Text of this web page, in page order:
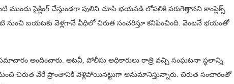
సైక్లింగ్ చేస్తుండగా పులిని చూసి భయపడి లోపలికి పరుగెత్తానని కాంప్లెక్స్
బయటకు వెళ్లగానే వీధిలో చిరుత సంచరిస్తూ కనిపించింది. వెంట‌నే భ‌యంతో
అందించారు. అటవీ, పోలీసు అధికారులు రాత్రి వచ్చి సంఘటనా స్థలాన్ని
చిరుత వేరే ప్రాంతానికి వెళ్లిపోయిన‌ట్టుగా అనుమానిస్తున్నారు. చిరుత సంచారంతో